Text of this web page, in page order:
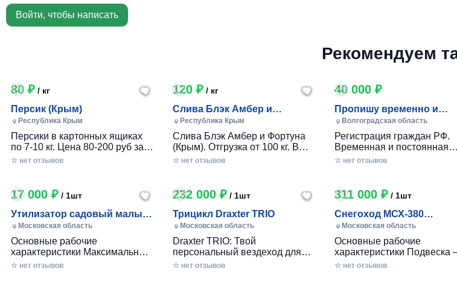
Войти, чтобы написать
Рекомендуем
80 ₽ / кг
Персик (Крым)
Республика Крым
Персики в картонных ящиках
по 7-10 кг. Цена 80-200 руб за 1
кг в зависимости от размера и
☆ нет отзывов
120 ₽/ кг
Слива Блэк Амбер и
Фортуна (Крым)
Республика Крым
Слива Блэк Амбер и Фортуна
(Крым). Отгрузка от 100 кг. В
картонном ящике по 7-10 кг.
☆ нет отзывов
40 000 ₽
Пропишу временно и
постоянно в Волжском
Волгоградская область
Регистрация граждан РФ.
Временная и постоянная
официально через мфц.
☆ нет отзывов
17 000 ₽ / 1шт
Утилизатор садовый малый
(УСМ)
Московская область
Основные рабочие
характеристики Максимальный
размер переработки
☆ нет отзывов
232 000 ₽/ 1шт
Трицикл Draxter TRIO
Московская область
Draxter TRIO: Твой
персональный вездеход для
приключений и развлечений!
☆ нет отзывов
311 000 ₽/ 1шт
Снегоход МСХ-380
(20л.с.-11А-РС, Вариатор,
Long (П
Московская область
Основные рабочие
характеристики Подвеска
Катковая Максимальная
☆ нет отзывов